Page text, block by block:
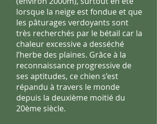
lorsque la neige estfondue et que
les pâturages verdoyants sont
très recherchés par le bétail car la
chaleur excessive a desséché
l’herbe des plaines. Grâce à la
reconnaissance progressive de
ses aptitudes, ce chien s’est
répandu à travers le monde
depuis la deuxième moitié du
20ème siècle.